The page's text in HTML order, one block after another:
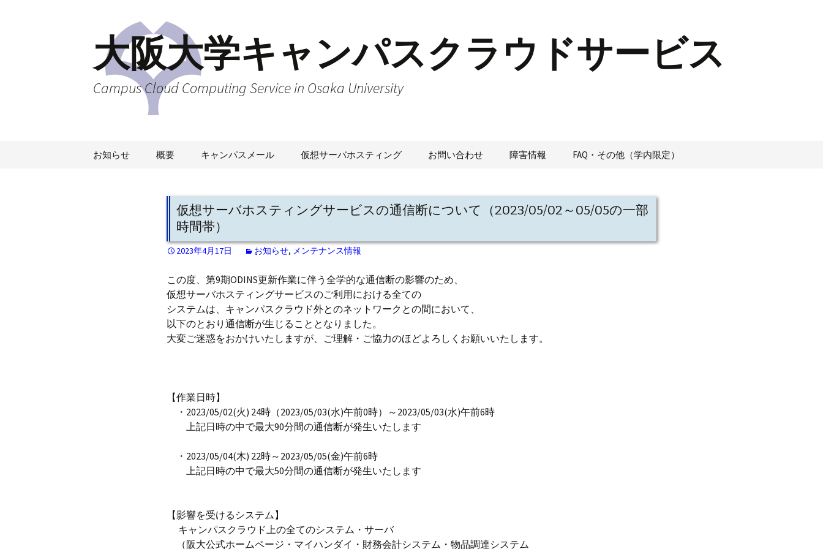
大阪大学キャンパスクラウドサービス
Campus Cloud Computing Service in Osaka University
お知らせ 概要 キャンパスメール 仮想サーバホスティング お問い合わせ 障害情報 FAQ・その他（学内限定）
仮想サーバホスティングサービスの通信断について（2023/05/02～05/05の一部
時間帯）
2023年4月17日 お知らせ, メンテナンス情報
この度、第9期ODINS更新作業に伴う全学的な通信断の影響のため、
仮想サーバホスティングサービスのご利用における全ての
システムは、キャンパスクラウド外とのネットワークとの間において、
以下のとおり通信断が生じることとなりました。
大変ご迷惑をおかけいたしますが、ご理解・ご協力のほどよろしくお願いいたします。
【作業日時】
・2023/05/02(火) 24時（2023/05/03(水)午前0時）～2023/05/03(水)午前6時
上記日時の中で最大90分間の通信断が発生いたします
・2023/05/04(木) 22時～2023/05/05(金)午前6時
上記日時の中で最大50分間の通信断が発生いたします
【影響を受けるシステム】
キャンパスクラウド上の全てのシステム・サーバ
（阪大公式ホームページ・マイハンダイ・財務会計システム・物品調達システム